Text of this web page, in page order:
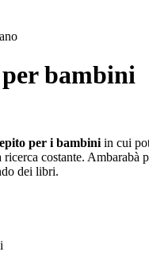
bambini
per i bambini in cui
costante. Ambarabà
dei libri.